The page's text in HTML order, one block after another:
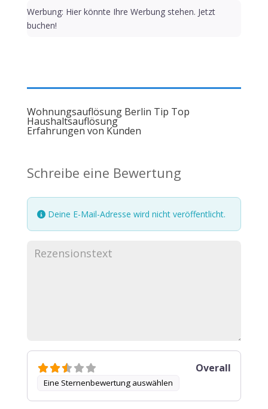
Werbung: Hier könnte Ihre Werbung stehen. Jetzt
buchen!
Wohnungsauflösung Berlin Tip Top
Haushaltsauflösung
Erfahrungen von Kunden
Schreibe eine Bewertung
Deine E-Mail-Adresse wird nicht veröffentlicht.
Eine Sternenbewertung auswählen
Overall